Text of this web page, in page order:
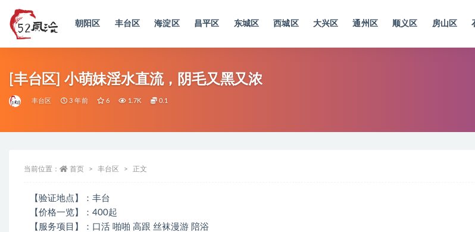
朝阳区 丰台区 海淀区 昌平区 东城区 西城区 大兴区 通州区 顺义区 房山区
[丰台区] 小萌妹淫水直流，阴毛又黑又浓
丰台区 3 年前 6 1.7K 0.1
当前位置： 首页 丰台区 正文
【验证地点】：丰台
【价格一览】：400起
【服务项目】：口活 啪啪 高跟 丝袜漫游 陪浴